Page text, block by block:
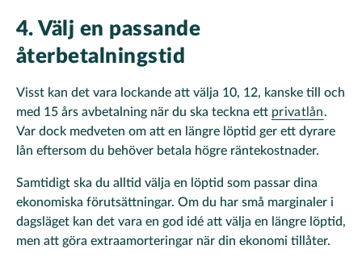
4. Välj en passande
återbetalningstid
Visst kan det vara lockande att välja 10, 12, kanske till och
med 15 års avbetalning när du ska teckna ett privatlån.
Var dock medveten om att en längre löptid ger ett dyrare
lån eftersom du behöver betala högre räntekostnader.
Samtidigt ska du alltid välja en löptid som passar dina
ekonomiska förutsättningar. Om du har små marginaler i
dagsläget kan det vara en god idé att välja en längre löptid,
men att göra extraamorteringar när din ekonomi tillåter.